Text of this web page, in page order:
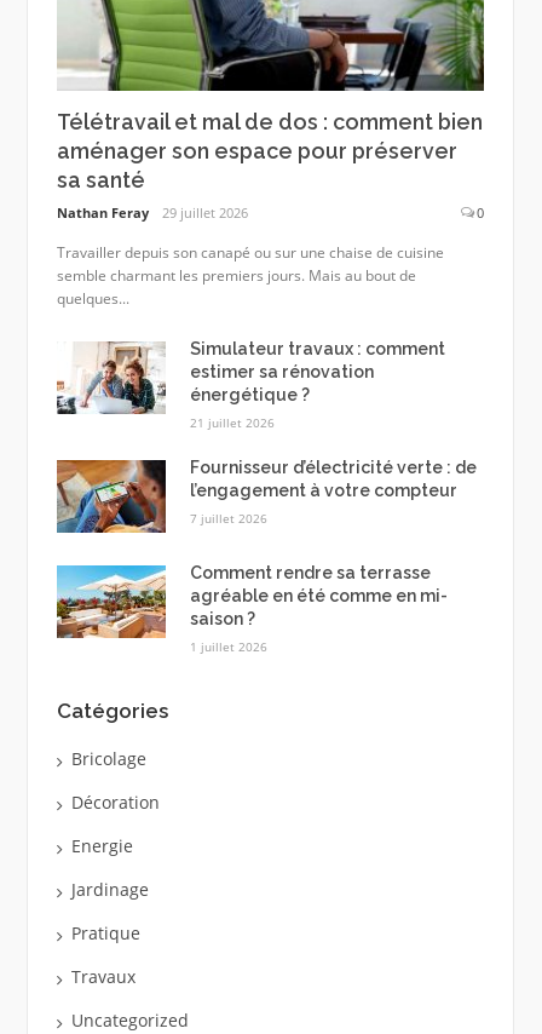
Télétravail et mal de dos : comment bien
aménager son espace pour préserver
sa santé
Nathan Feray 29 juillet 2026 0
Travailler depuis son canapé ou sur une chaise de cuisine
semble charmant les premiers jours. Mais au bout de
quelques...
Simulateur travaux : comment
estimer sa rénovation
énergétique ?
21 juillet 2026
Fournisseur d’électricité verte : de
l’engagement à votre compteur
7 juillet 2026
Comment rendre sa terrasse
agréable en été comme en mi-
saison ?
1 juillet 2026
Catégories
Bricolage
Décoration
Energie
Jardinage
Pratique
Travaux
Uncategorized